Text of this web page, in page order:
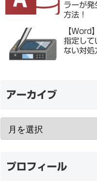
ラーが発
方法！
【Word
指定して
ない対処
アーカイブ
プロフィール